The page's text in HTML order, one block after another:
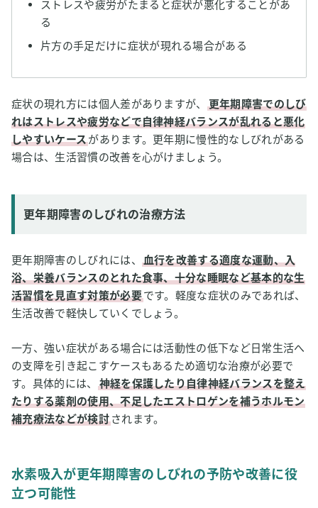
ストレスや疲労がたまると症状が悪化することがあ
る
片方の手足だけに症状が現れる場合がある
症状の現れ方には個人差がありますが、
更年期障害でのしび
れはストレスや疲労などで自律神経バランスが乱れると悪化
しやすいケースがあります。更年期に慢性的なしびれがある
場合は、生活習慣の改善を心がけましょう。
更年期障害のしびれの治療方法
更年期障害のしびれには、
血行を改善する適度な運動、入
浴、栄養バランスのとれた食事、十分な睡眠など基本的な生
活習慣を見直す対策が必要です。軽度な症状のみであれば、
生活改善で軽快していくでしょう。
一方、強い症状がある場合には活動性の低下など日常生活へ
の支障を引き起こすケースもあるため適切な治療が必要で
す。具体的には、
神経を保護したり自律神経バランスを整え
たりする薬剤の使用、不足したエストロゲンを補うホルモン
補充療法などが検討されます。
水素吸入が更年期障害のしびれの予防や改善に役
立つ可能性